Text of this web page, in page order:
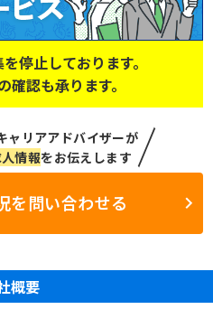
停止しております。
確認も承ります。
ャリアアドバイザーが
情報をお伝えします
を問い合わせる
概要